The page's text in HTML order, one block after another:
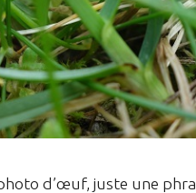
d’œuf, juste une